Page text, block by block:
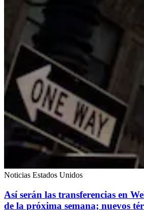
Noticias Estados Unidos
Así serán las transferencias en
de la próxima semana; nuevos